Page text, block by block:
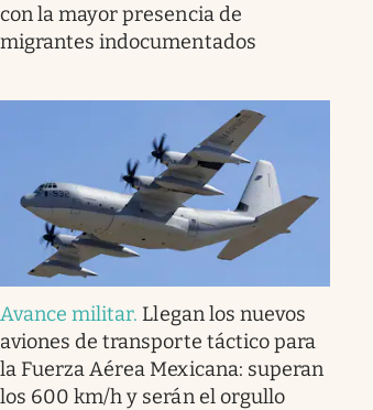
con la mayor presencia de
migrantes indocumentados
Avance militar. Llegan los nuevos
aviones de transporte táctico para
la Fuerza Aérea Mexicana: superan
los 600 km/h y serán el orgullo